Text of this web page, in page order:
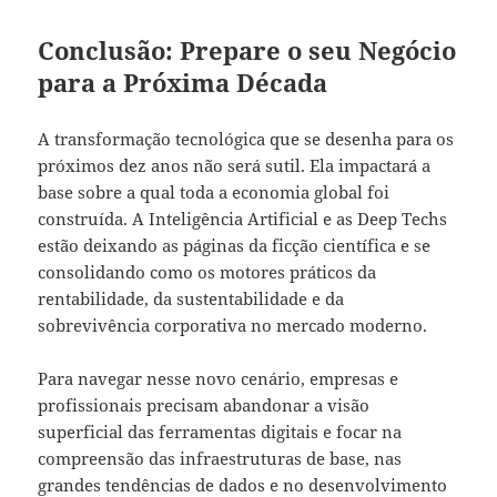
Conclusão: Prepare o seu Negócio
para a Próxima Década
A transformação tecnológica que se desenha para os
próximos dez anos não será sutil. Ela impactará a
base sobre a qual toda a economia global foi
construída. A Inteligência Artificial e as Deep Techs
estão deixando as páginas da ficção científica e se
consolidando como os motores práticos da
rentabilidade, da sustentabilidade e da
sobrevivência corporativa no mercado moderno.
Para navegar nesse novo cenário, empresas e
profissionais precisam abandonar a visão
superficial das ferramentas digitais e focar na
compreensão das infraestruturas de base, nas
grandes tendências de dados e no desenvolvimento